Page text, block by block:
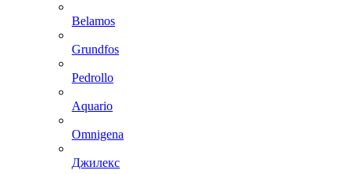
Belamos
Grundfos
Pedrollo
Aquario
Omnigena
Джилекс